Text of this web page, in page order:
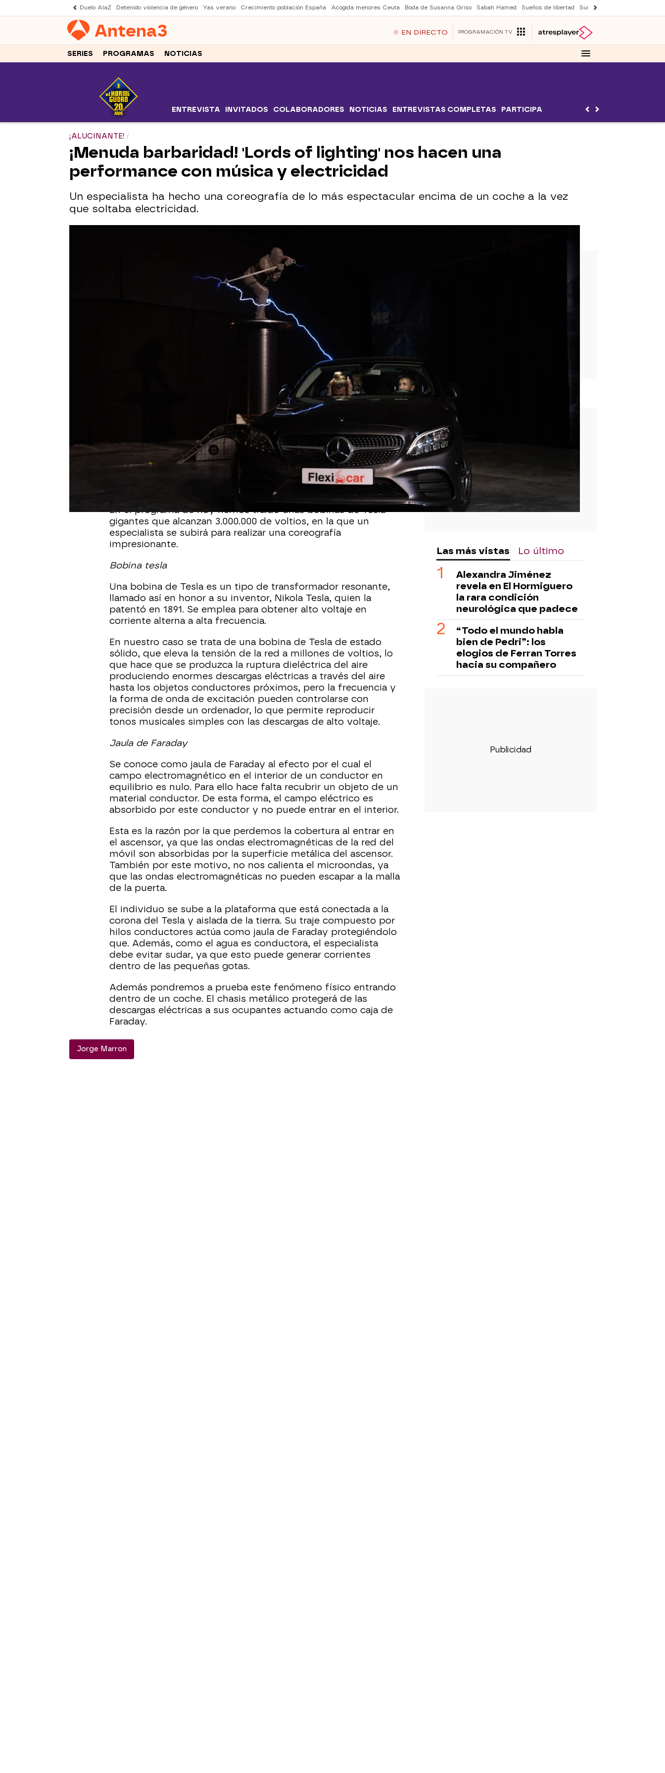
Duelo AlaZ Detenido violencia de género Yas verano Crecimiento población España Acogida menores Ceuta Boda de Susanna Griso Sabah Hamed Sueños de libertad Suri y Tom Cruise
Antena3 EN DIRECTO PROGRAMACIÓN TV
SERIES PROGRAMAS NOTICIAS
ENTREVISTA INVITADOS COLABORADORES NOTICIAS ENTREVISTAS COMPLETAS PARTICIPA
¡ALUCINANTE!
¡Menuda barbaridad! 'Lords of lighting' nos hacen una
performance con música y electricidad
Un especialista ha hecho una coreografía de lo más espectacular encima de un coche a la vez
que soltaba electricidad.
Whatsapp
Eduardo Navarreteha visitado por primera vez 'El Hormiguero'
para hablarnos delsecreto de su éxito profesionaly es que
Eduardo es uno de los grandes diseñadores del panorama
En el programa de hoy hemos traído unas bobinas de Tesla
gigantes que alcanzan 3.000.000 de voltios, en la que un
especialista se subirá para realizar una coreografía
impresionante.
Bobina tesla
Una bobina de Tesla es un tipo de transformador resonante,
llamado así en honor a su inventor, Nikola Tesla, quien la
patentó en 1891. Se emplea para obtener alto voltaje en
corriente alterna a alta frecuencia.
En nuestro caso se trata de una bobina de Tesla de estado
sólido, que eleva la tensión de la red a millones de voltios, lo
que hace que se produzca la ruptura dieléctrica del aire
produciendo enormes descargas eléctricas a través del aire
hasta los objetos conductores próximos, pero la frecuencia y
la forma de onda de excitación pueden controlarse con
precisión desde un ordenador, lo que permite reproducir
tonos musicales simples con las descargas de alto voltaje.
Jaula de Faraday
Se conoce como jaula de Faraday al efecto por el cual el
campo electromagnético en el interior de un conductor en
equilibrio es nulo. Para ello hace falta recubrir un objeto de un
material conductor. De esta forma, el campo eléctrico es
absorbido por este conductor y no puede entrar en el interior.
Esta es la razón por la que perdemos la cobertura al entrar en
el ascensor, ya que las ondas electromagnéticas de la red del
móvil son absorbidas por la superficie metálica del ascensor.
También por este motivo, no nos calienta el microondas, ya
que las ondas electromagnéticas no pueden escapar a la malla
de la puerta.
El individuo se sube a la plataforma que está conectada a la
corona del Tesla y aislada de la tierra. Su traje compuesto por
hilos conductores actúa como jaula de Faraday protegiéndolo
que. Además, como el agua es conductora, el especialista
debe evitar sudar, ya que esto puede generar corrientes
dentro de las pequeñas gotas.
Además pondremos a prueba este fenómeno físico entrando
dentro de un coche. El chasis metálico protegerá de las
descargas eléctricas a sus ocupantes actuando como caja de
Faraday.
Jorge Marron
Las más vistas Lo último
Alexandra Jiménez
revela en El Hormiguero
la rara condición
neurológica que padece
“Todo el mundo habla
bien de Pedri”: los
elogios de Ferran Torres
hacia su compañero